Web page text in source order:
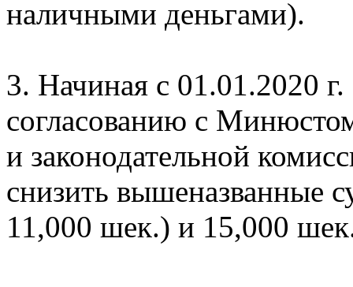
наличными деньгами).
3. Начиная с 01.01.2020
согласованию с
и законодательной
снизить вышеназванные
11,000 шек.) и 15,000